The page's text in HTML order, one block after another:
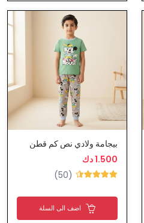
بيجامة ولادي نص كم قطن
1.500 دك
(50)
اضف الى السلة